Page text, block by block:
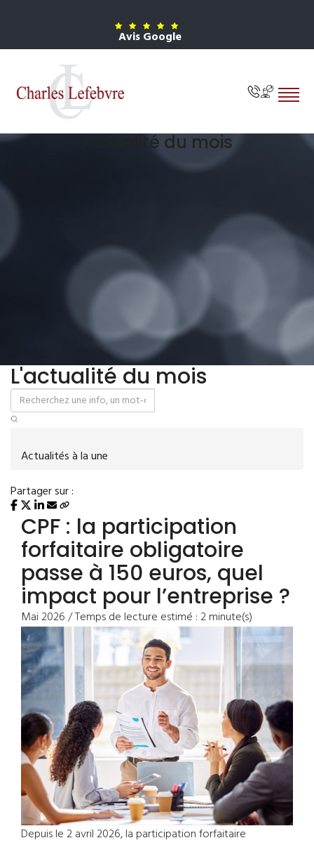
Avis Google
Actualité du mois
L'actualité du mois
Actualités à la une
Partager sur :
CPF : la participation
forfaitaire obligatoire
passe à 150 euros, quel
impact pour l’entreprise ?
Mai 2026 / Temps de lecture estimé : 2 minute(s)
Depuis le 2 avril 2026, la participation forfaitaire